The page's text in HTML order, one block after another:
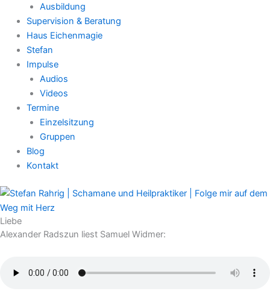
Ausbildung
Supervision & Beratung
Haus Eichenmagie
Stefan
Impulse
Audios
Videos
Termine
Einzelsitzung
Gruppen
Blog
Kontakt
Liebe
Alexander Radszun liest Samuel Widmer: